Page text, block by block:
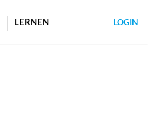
LERNEN LOGIN